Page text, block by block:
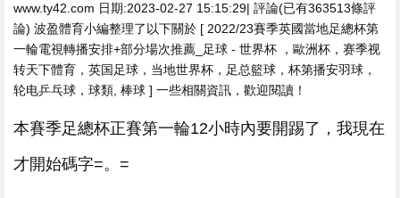
www.ty42.com 日期:2023-02-27 15:15:29| 評論(已有363513條評
論) 波盈體育小編整理了以下關於 [ 2022/23賽季英國當地足總杯第
一輪電視轉播安排+部分場次推薦_足球 - 世界杯 ，歐洲杯，赛季视
转天下體育，英国足球 ，当地世界杯 ，足总籃球，杯第播安羽球，
轮电乒乓球，球類, 棒球 ] 一些相關資訊 ，歡迎閱讀 ！
本賽季足總杯正賽第一輪12小時內要開踢了，我現在
才開始碼字=。=